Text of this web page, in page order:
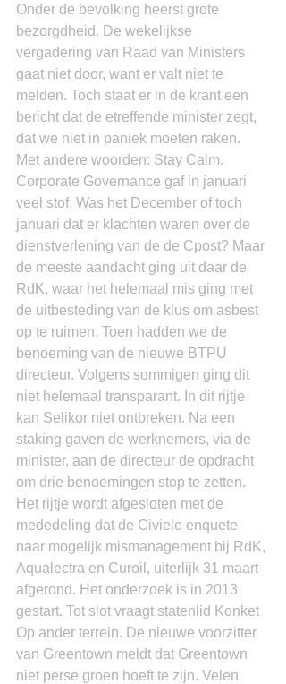
Onder de bevolking heerst grote
bezorgdheid. De wekelijkse
vergadering van Raad van Ministers
gaat niet door, want er valt niet te
melden. Toch staat er in de krant een
bericht dat de etreffende minister zegt,
dat we niet in paniek moeten raken.
Met andere woorden: Stay Calm.
Corporate Governance gaf in januari
veel stof. Was het December of toch
januari dat er klachten waren over de
dienstverlening van de de Cpost? Maar
de meeste aandacht ging uit daar de
RdK, waar het helemaal mis ging met
de uitbesteding van de klus om asbest
op te ruimen. Toen hadden we de
benoeming van de nieuwe BTPU
directeur. Volgens sommigen ging dit
niet helemaal transparant. In dit rijtje
kan Selikor niet ontbreken. Na een
staking gaven de werknemers, via de
minister, aan de directeur de opdracht
om drie benoemingen stop te zetten.
Het rijtje wordt afgesloten met de
mededeling dat de Civiele enquete
naar mogelijk mismanagement bij RdK,
Aqualectra en Curoil, uiterlijk 31 maart
afgerond. Het onderzoek is in 2013
gestart. Tot slot vraagt statenlid Konket
Op ander terrein. De nieuwe voorzitter
van Greentown meldt dat Greentown
niet perse groen hoeft te zijn. Velen